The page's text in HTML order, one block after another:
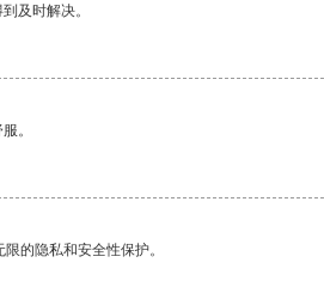
及时解决。
。
的隐私和安全性保护。